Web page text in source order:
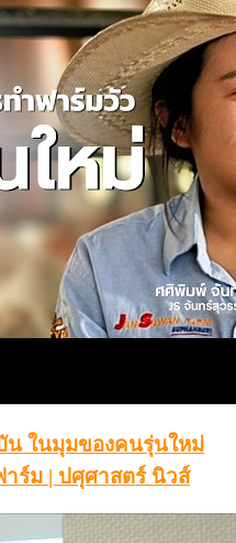
น ในมุมของคนรุ่นใหม่
ร์ม | ปศุศาสตร์ นิวส์